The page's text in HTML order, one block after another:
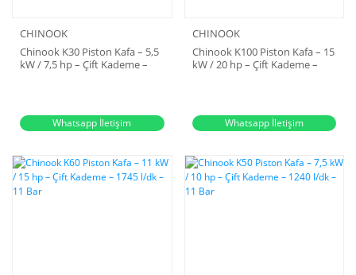
CHINOOK
Chinook K30 Piston Kafa – 5,5
kW / 7,5 hp – Çift Kademe –
Whatsapp İletişim
CHINOOK
Chinook K100 Piston Kafa – 15
kW / 20 hp – Çift Kademe –
Whatsapp İletişim